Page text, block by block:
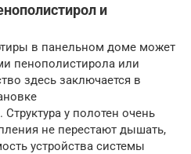
и
в панельном доме может
пенополистирола или
здесь заключается в
у полотен очень
не перестают дышать,
устройства системы